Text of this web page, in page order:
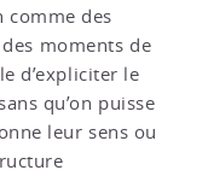
comme des
moments de
d’expliciter le
qu’on puisse
leur sens ou